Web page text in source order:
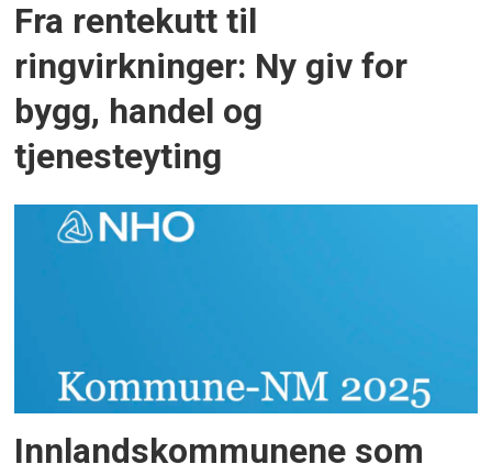
Fra rentekutt til
ringvirkninger: Ny giv for
bygg, handel og
tjenesteyting
Innlandskommunene som